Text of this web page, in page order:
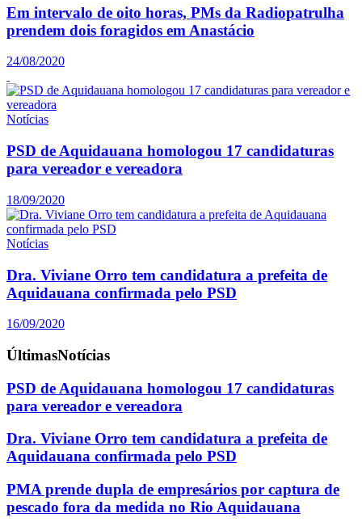
Em intervalo de oito horas, PMs da Radiopatrulha
prendem dois foragidos em Anastácio
24/08/2020
Notícias
PSD de Aquidauana homologou 17 candidaturas
para vereador e vereadora
18/09/2020
Notícias
Dra. Viviane Orro tem candidatura a prefeita de
Aquidauana confirmada pelo PSD
16/09/2020
ÚltimasNotícias
PSD de Aquidauana homologou 17 candidaturas
para vereador e vereadora
Dra. Viviane Orro tem candidatura a prefeita de
Aquidauana confirmada pelo PSD
PMA prende dupla de empresários por captura de
pescado fora da medida no Rio Aquidauana